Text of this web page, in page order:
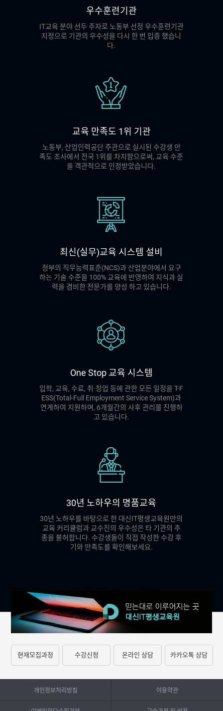
우수훈련기관
IT교육 분야 선두 주자로 노동부 선정 우수훈련기관
지정으로 기관의 우수성을 다시 한 번 입증 했습니
다.
교육 만족도 1위 기관
노동부, 산업인력공단 주관으로 실시된 수강생 만
족도 조사에서 전국 1위를 차지함으로써, 교육 수준
을 객관적으로 인정받았습니다.
최신(실무)교육 시스템 설비
정부의 직무능력표준(NCS)과 산업분야에서 요구
하는 기술 수준을 100% 교육에 반영하여 지식과 실
력을 겸비한 전문가를 양성 하고 있습니다.
One Stop 교육 시스템
입학, 교육, 수료, 취·창업 등에 관한 모든 일정을 T-F
ESS(Total-Full Employment Service System)과
연계하여 지원하며, 6개월간의 사후 관리를 진행하
고 있습니다.
30년 노하우의 명품교육
30년 노하우를 바탕으로 한 대신IT평생교육원만의
교육 커리큘럼과 교수진의 우수성은 타 기관의 추
종을 불허합니다. 수강생들이 직접 작성한 수강 후
기와 만족도를 확인해보세요.
현재모집과정 수강신청 온라인 상담 카카오톡 상담
개인정보처리방침 이용약관